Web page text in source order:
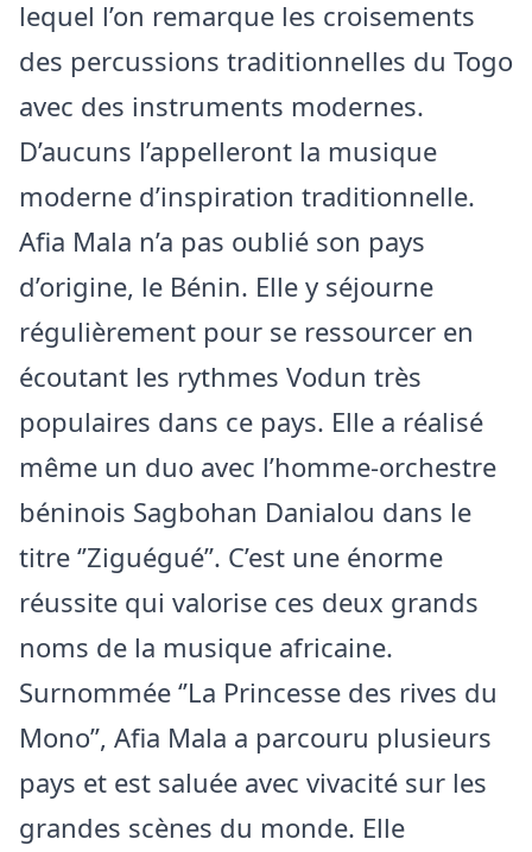
lequel l’on remarque les croisements
des percussions traditionnelles du Togo
avec des instruments modernes.
D’aucuns l’appelleront la musique
moderne d’inspiration traditionnelle.
Afia Mala n’a pas oublié son pays
d’origine, le Bénin. Elle y séjourne
régulièrement pour se ressourcer en
écoutant les rythmes Vodun très
populaires dans ce pays. Elle a réalisé
même un duo avec l’homme-orchestre
béninois Sagbohan Danialou dans le
titre ‘’Ziguégué’’. C’est une énorme
réussite qui valorise ces deux grands
noms de la musique africaine.
Surnommée ‘’La Princesse des rives du
Mono’’, Afia Mala a parcouru plusieurs
pays et est saluée avec vivacité sur les
grandes scènes du monde. Elle